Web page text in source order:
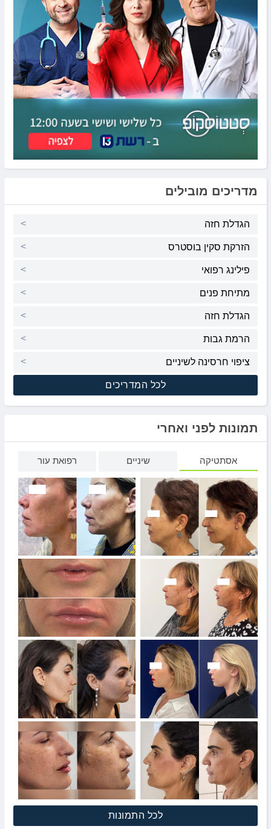
מדריכים מובילים
הגדלת חזה
הזרקת סקין בוסטרס
פילינג רפואי
מתיחת פנים
הגדלת חזה
הרמת גבות
ציפוי חרסינה לשיניים
לכל המדריכים
תמונות לפני ואחרי
אסתטיקה שיניים רפואת עור
לכל התמונות